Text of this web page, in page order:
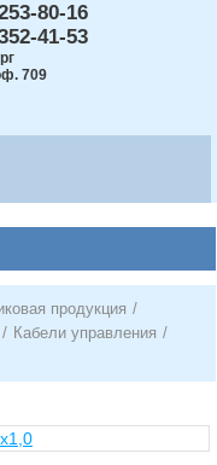
80-16
41-53
709
продукция /
/ Кабели управления /